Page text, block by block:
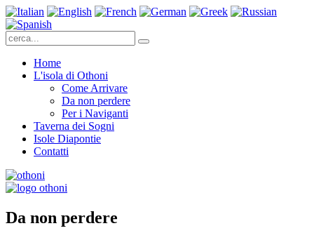
Home
L'isola di Othoni
Come Arrivare
Da non perdere
Per i Naviganti
Taverna dei Sogni
Isole Diapontie
Contatti
Da non perdere